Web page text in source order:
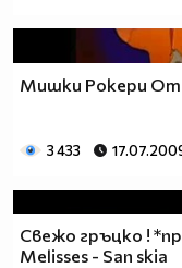
Мишки Рокери От
3 433
Свежо гръцко !
Melisses - San skia